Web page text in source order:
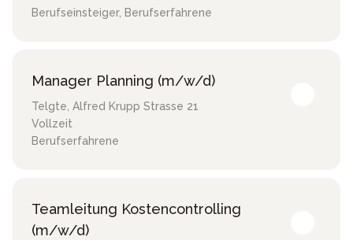
Berufseinsteiger, Berufserfahrene
Manager Planning (m/w/d)
Telgte, Alfred Krupp Strasse 21
Vollzeit
Berufserfahrene
Teamleitung Kostencontrolling
(m/w/d)